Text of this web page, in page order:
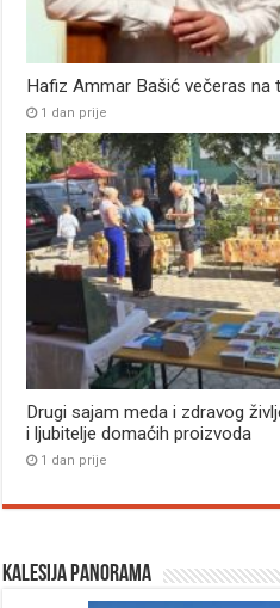
Hafiz Ammar Bašić večeras na
1 dan prije
Drugi sajam meda i zdravog
i ljubitelje domaćih proizvoda
1 dan prije
Kalesija panorama